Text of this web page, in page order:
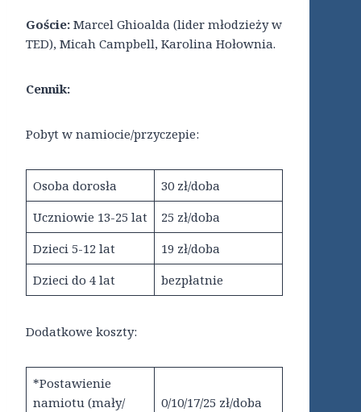
Goście: Marcel Ghioalda (lider młodzieży w
TED), Micah Campbell, Karolina Hołownia.
Cennik:
Pobyt w namiocie/przyczepie:
Osoba dorosła
30 zł/doba
Uczniowie 13-25 lat
25 zł/doba
Dzieci 5-12 lat
19 zł/doba
Dzieci do 4 lat
bezpłatnie
Dodatkowe koszty:
*Postawienie
namiotu (mały/
0/10/17/25 zł/doba